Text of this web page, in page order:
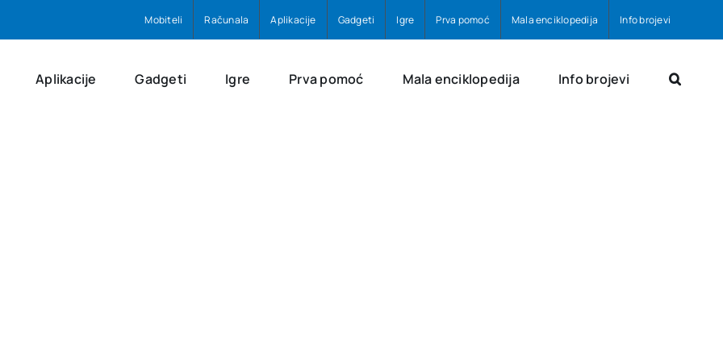
Mobiteli Računala Aplikacije Gadgeti Igre Prva pomoć Mala enciklopedija Info brojevi
Aplikacije Gadgeti Igre Prva pomoć Mala enciklopedija Info brojevi